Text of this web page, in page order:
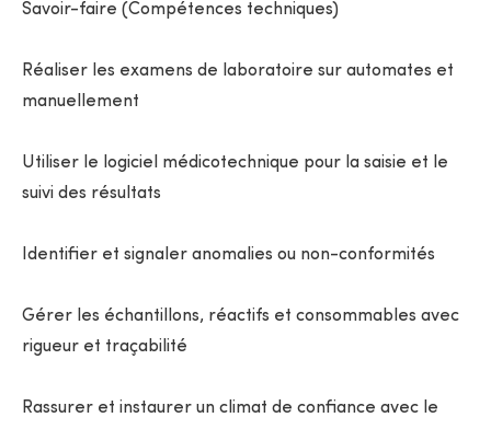
Savoir-faire (Compétences techniques)
Réaliser les examens de laboratoire sur automates et
manuellement
Utiliser le logiciel médicotechnique pour la saisie et le
suivi des résultats
Identifier et signaler anomalies ou non-conformités
Gérer les échantillons, réactifs et consommables avec
rigueur et traçabilité
Rassurer et instaurer un climat de confiance avec le